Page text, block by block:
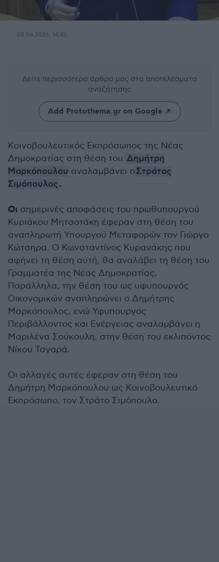
08.06.2026, 14:43
Δείτε περισσότερα άρθρα μας στα αποτελέσματα
αναζήτησης
Add Protothema.gr on Google
Κοινοβουλευτικός Εκπρόσωπος της Νέας
Δημοκρατίας στη θέση του Δημήτρη
Μαρκόπουλου αναλαμβάνει οΣτράτος
Σιμόπουλος.
Οι σημερινές αποφάσεις του πρωθυπουργού
Κυριάκου Μητσοτάκη έφεραν στη θέση του
αναπληρωτή Υπουργού Μεταφορών τον Γιώργο
Κώτσηρα. Ο Κωνσταντίνος Κυρανάκης που
αφήνει τη θέση αυτή, θα αναλάβει τη θέση του
Γραμματέα της Νέας Δημοκρατίας,
Παράλληλα, την θέση του ως υφυπουργός
Οικονομικών αναπληρώνει ο Δημήτρης
Μαρκόπουλος, ενώ Υφυπουργός
Περιβάλλοντος και Ενέργειας αναλαμβάνει η
Μαριλένα Σούκουλη, στην θέση του εκλιπόντος
Νίκου Ταγαρά.
Οι αλλαγές αυτές έφεραν στη θέση του
Δημήτρη Μαρκόπουλου ως Κοινοβουλευτικό
Εκπρόσωπο, τον Στράτο Σιμόπουλο.